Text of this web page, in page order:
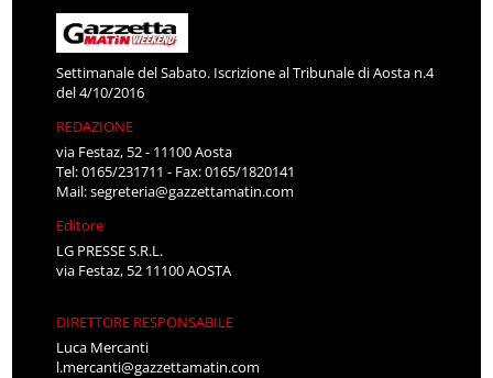
Settimanale del Sabato. Iscrizione al Tribunale di Aosta n.4
del 4/10/2016
REDAZIONE
via Festaz, 52 - 11100 Aosta
Tel: 0165/231711 - Fax: 0165/1820141
Mail:segreteria@gazzettamatin.com
Editore
LG PRESSE S.R.L.
via Festaz, 52 11100 AOSTA
DIRETTORE RESPONSABILE
Luca Mercanti
l.mercanti@gazzettamatin.com